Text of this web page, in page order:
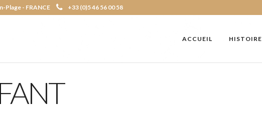
Plage - FRANCE +33 (0)5 46 56 00 58
ACCUEIL HISTOIRE